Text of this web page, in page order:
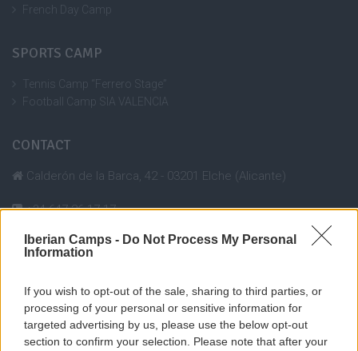
Iberian Camps - Do Not Process My Personal
Information
If you wish to opt-out of the sale, sharing to third parties, or
processing of your personal or sensitive information for
targeted advertising by us, please use the below opt-out
section to confirm your selection. Please note that after your
French Day Camp
SPORTS CAMP
Tennis Camp “Ferrero Stage”
Football Camp SIA VALENCIA
CONTACT
Calderón de la Barca, 42 - 03201 Elche (Alicante)
+34 647 26 17 17
info@iberiancamps.com